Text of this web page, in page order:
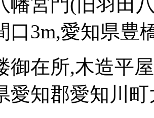
幡宮門(旧羽田
口3m,愛知県豊
御在所,木造平
愛知郡愛知川